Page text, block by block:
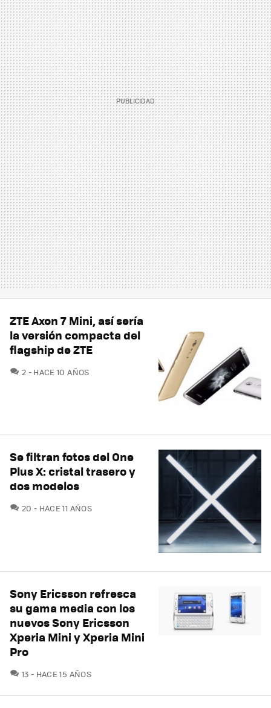
ZTE Axon 7 Mini, así sería
la versión compacta del
flagship de ZTE
2 COMENTARIOS
HACE 10 AÑOS
Se filtran fotos del One
Plus X: cristal trasero y
dos modelos
20 COMENTARIOS
HACE 11 AÑOS
Sony Ericsson refresca
su gama media con los
nuevos Sony Ericsson
Xperia Mini y Xperia Mini
Pro
13 COMENTARIOS
HACE 15 AÑOS